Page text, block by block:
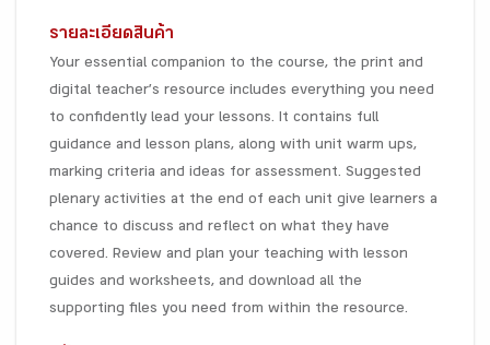
รายละเอียดสินค้า
Your essential companion to the course, the print and
digital teacher’s resource includes everything you need
to confidently lead your lessons. It contains full
guidance and lesson plans, along with unit warm ups,
marking criteria and ideas for assessment. Suggested
plenary activities at the end of each unit give learners a
chance to discuss and reflect on what they have
covered. Review and plan your teaching with lesson
guides and worksheets, and download all the
supporting files you need from within the resource.